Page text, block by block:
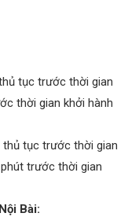
tục trước thời gian
thời gian khởi hành
thủ tục trước thời gian
trước thời gian
Bài: